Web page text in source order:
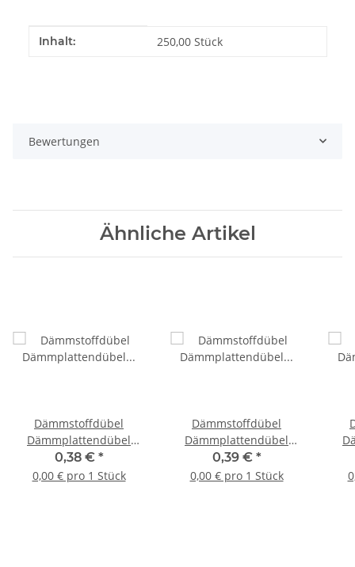
Produkteigenschaft
Wert
Inhalt: 250,00 Stück
Bewertungen
Ähnliche Artikel
Dämmstoffdübel
Dämmplattendübel
Tellerdübel für Styropor
und Wolle mit
0,38 € *
0,00 € pro 1 Stück
Dämmstoffdübel
Dämmplattendübel
Tellerdübel für Styropor
und Wolle mit
0,39 € *
0,00 € pro 1 Stück